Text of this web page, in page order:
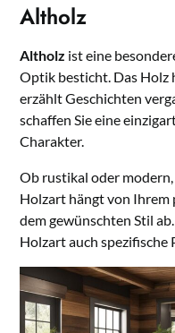
Altholz
Altholz ist eine
Optik besticht. Das Holz
erzählt Geschichten
schaffen Sie eine
Charakter.
Ob rustikal oder
Holzart hängt von Ihrem
dem gewünschten Stil
Holzart auch